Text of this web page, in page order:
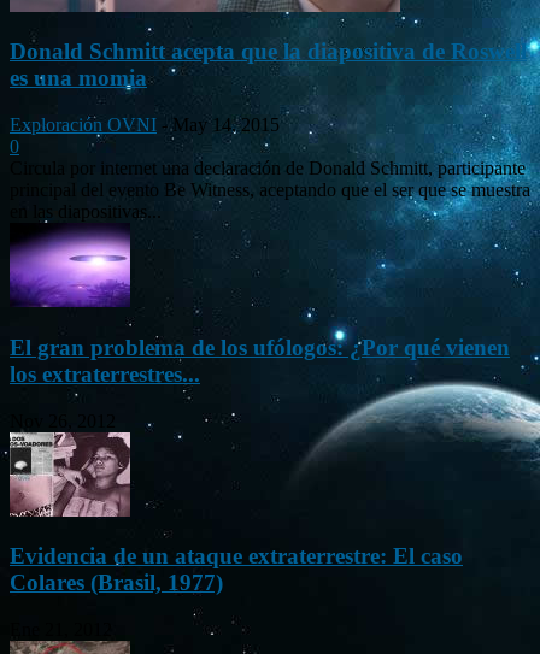
Donald Schmitt acepta que la diapositiva de Roswell
es una momia
Exploración OVNI - May 14, 2015
0
Circula por internet una declaración de Donald Schmitt, participante
principal del evento Be Witness, aceptando que el ser que se muestra
en las diapositivas...
El gran problema de los ufólogos: ¿Por qué vienen
los extraterrestres...
Evidencia de un ataque extraterrestre: El caso
Colares (Brasil, 1977)